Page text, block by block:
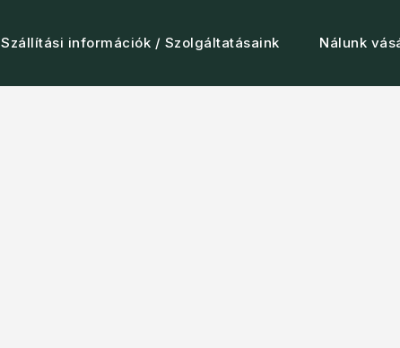
Szállítási információk / Szolgáltatásaink Nálunk